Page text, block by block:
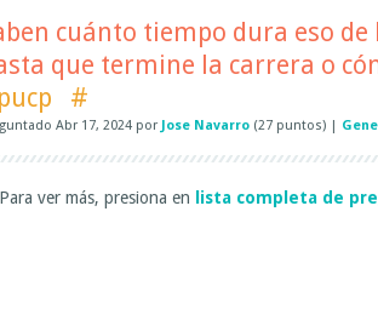
cuánto tiempo dura eso
que termine la carrera o
#
Abr 17, 2024 por Jose Navarro (27 puntos)
Para ver más, presiona en lista completa de